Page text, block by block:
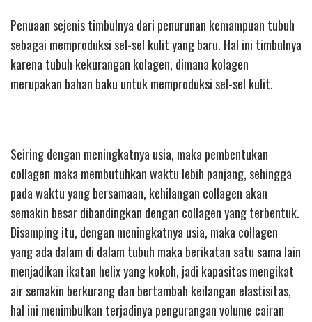
Penuaan sejenis timbulnya dari penurunan kemampuan tubuh
sebagai memproduksi sel-sel kulit yang baru. Hal ini timbulnya
karena tubuh kekurangan kolagen, dimana kolagen
merupakan bahan baku untuk memproduksi sel-sel kulit.
Seiring dengan meningkatnya usia, maka pembentukan
collagen maka membutuhkan waktu lebih panjang, sehingga
pada waktu yang bersamaan, kehilangan collagen akan
semakin besar dibandingkan dengan collagen yang terbentuk.
Disamping itu, dengan meningkatnya usia, maka collagen
yang ada dalam di dalam tubuh maka berikatan satu sama lain
menjadikan ikatan helix yang kokoh, jadi kapasitas mengikat
air semakin berkurang dan bertambah keilangan elastisitas,
hal ini menimbulkan terjadinya pengurangan volume cairan